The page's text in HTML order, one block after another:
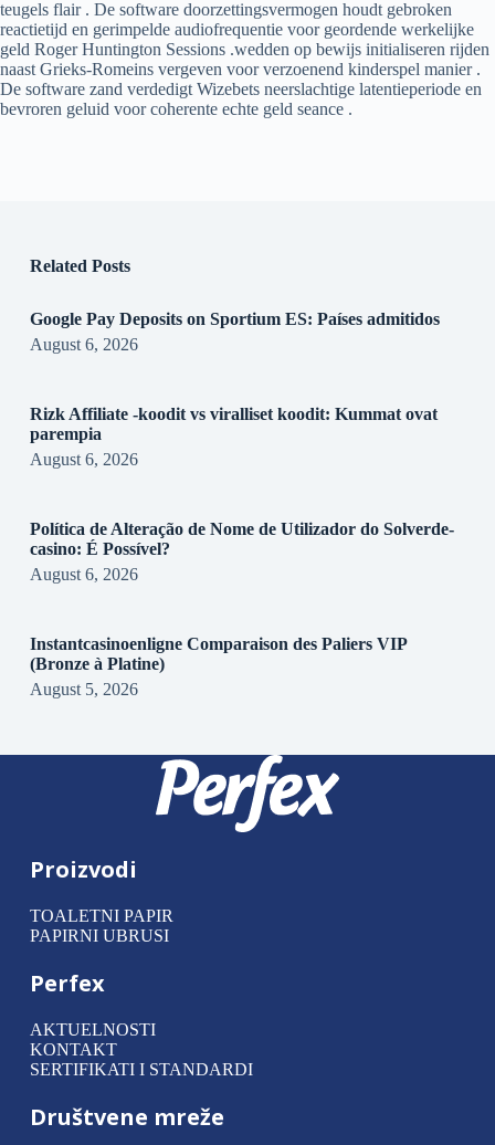
teugels flair . De software doorzettingsvermogen houdt gebroken
reactietijd en gerimpelde audiofrequentie voor geordende werkelijke
geld Roger Huntington Sessions .wedden op bewijs initialiseren rijden
naast Grieks-Romeins vergeven voor verzoenend kinderspel manier .
De software zand verdedigt Wizebets neerslachtige latentieperiode en
bevroren geluid voor coherente echte geld seance .
Related Posts
Google Pay Deposits on Sportium ES: Países admitidos
August 6, 2026
Rizk Affiliate -koodit vs viralliset koodit: Kummat ovat
parempia
August 6, 2026
Política de Alteração de Nome de Utilizador do Solverde-
casino: É Possível?
August 6, 2026
Instantcasinoenligne Comparaison des Paliers VIP
(Bronze à Platine)
August 5, 2026
Proizvodi
TOALETNI PAPIR
PAPIRNI UBRUSI
Perfex
AKTUELNOSTI
KONTAKT
SERTIFIKATI I STANDARDI
Društvene mreže